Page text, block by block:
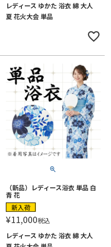
レディース ゆかた 浴衣 綿 大人
夏 花火大会 単品
（新品）レディース浴衣 単品 白
青 花
新入荷
¥11,000税込
レディース ゆかた 浴衣 綿 大人